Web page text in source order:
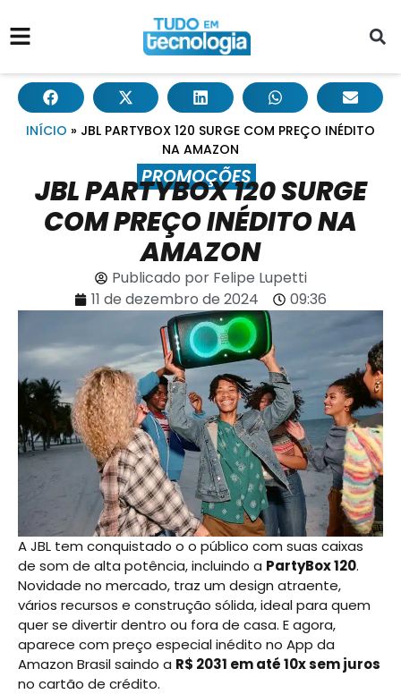
INÍCIO » JBL PARTYBOX 120 SURGE COM PREÇO INÉDITO
NA AMAZON
PROMOÇÕES
JBL PARTYBOX 120 SURGE
COM PREÇO INÉDITO NA
AMAZON
Publicado porFelipe Lupetti
11 de dezembro de 2024
09:36
A JBL tem conquistado o o público com suas caixas
de som de alta potência, incluindo a PartyBox 120.
Novidade no mercado, traz um design atraente,
vários recursos e construção sólida, ideal para quem
quer se divertir dentro ou fora de casa. E agora,
aparece com preço especial inédito no App da
Amazon Brasil saindo a R$ 2031 em até 10x sem juros
no cartão de crédito.